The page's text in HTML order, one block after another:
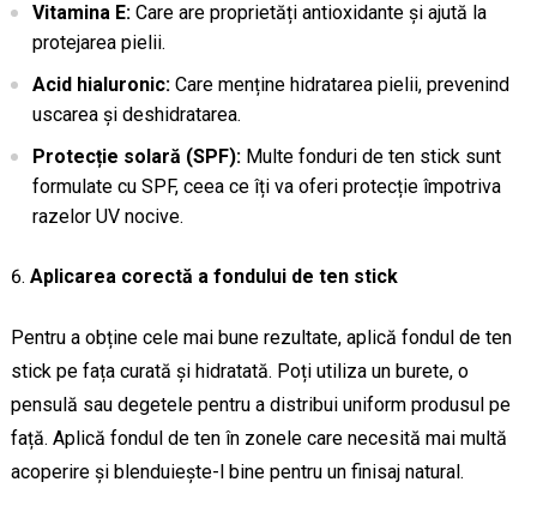
Vitamina E:Care are proprietăți antioxidante și ajută la
protejarea pielii.
Acid hialuronic:Care menține hidratarea pielii, prevenind
uscarea și deshidratarea.
Protecție solară (SPF):Multe fonduri de ten stick sunt
formulate cu SPF, ceea ce îți va oferi protecție împotriva
razelor UV nocive.
Aplicarea corectă a fondului de ten stick
Pentru a obține cele mai bune rezultate, aplică fondul de ten
stick pe fața curată și hidratată. Poți utiliza un burete, o
pensulă sau degetele pentru a distribui uniform produsul pe
față. Aplică fondul de ten în zonele care necesită mai multă
acoperire și blenduiește-l bine pentru un finisaj natural.